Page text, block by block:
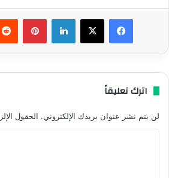
فيسبوك ‫X لينكدإن
اترك تعليقاً
لن يتم نشر عنوان بريدك الإلكتروني. الحقول